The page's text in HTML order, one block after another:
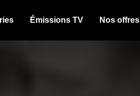
Émissions TV Nos offres